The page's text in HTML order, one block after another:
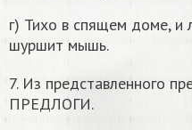
г) Тихо в спящем доме, и
шуршит мышь.
7. Из представленного
ПРЕДЛОГИ.